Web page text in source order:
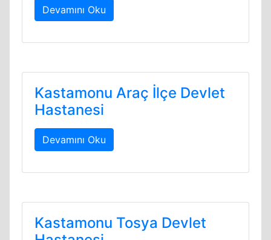
Devamını Oku
Kastamonu Araç İlçe Devlet
Hastanesi
Devamını Oku
Kastamonu Tosya Devlet